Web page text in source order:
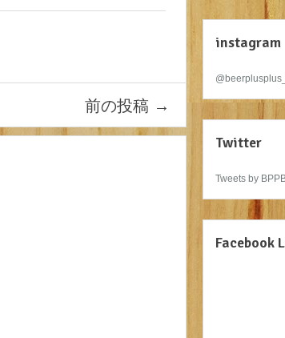
前の投稿 →
instagram
Twitter
Tweets by
Facebook